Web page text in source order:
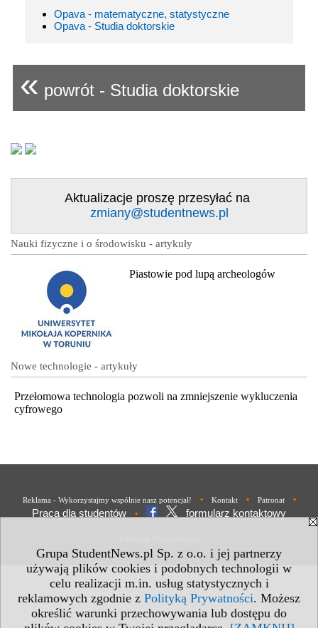
Grupa StudentNews.pl Sp. z o.o. i jej partnerzy
używają plików cookies i podobnych technologii w
celu realizacji m.in. usług statystycznych i
reklamowych zgodnie z Polityką Prywatności. Możesz
określić warunki przechowywania lub dostępu do
Opava - matematyczne, statystyczne
Opava - Studia doktorskie
« powrót - Studia doktorskie
Aktualizacje proszę przesyłać na
zmiany@studentnews.pl
Nauki fizyczne i o środowisku - artykuły
Piastowie pod lupą archeologów
Nowe technologie - artykuły
Przełomowa technologia pozwoli na zmniejszenie wykluczenia
cyfrowego
Reklama - Wykorzystajmy wspólnie nasz potencjał! • Kontakt • Patronat •
Praca dla studentów • formularz kontaktowy